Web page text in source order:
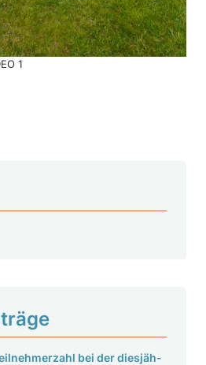
1
bei der dies­jäh­